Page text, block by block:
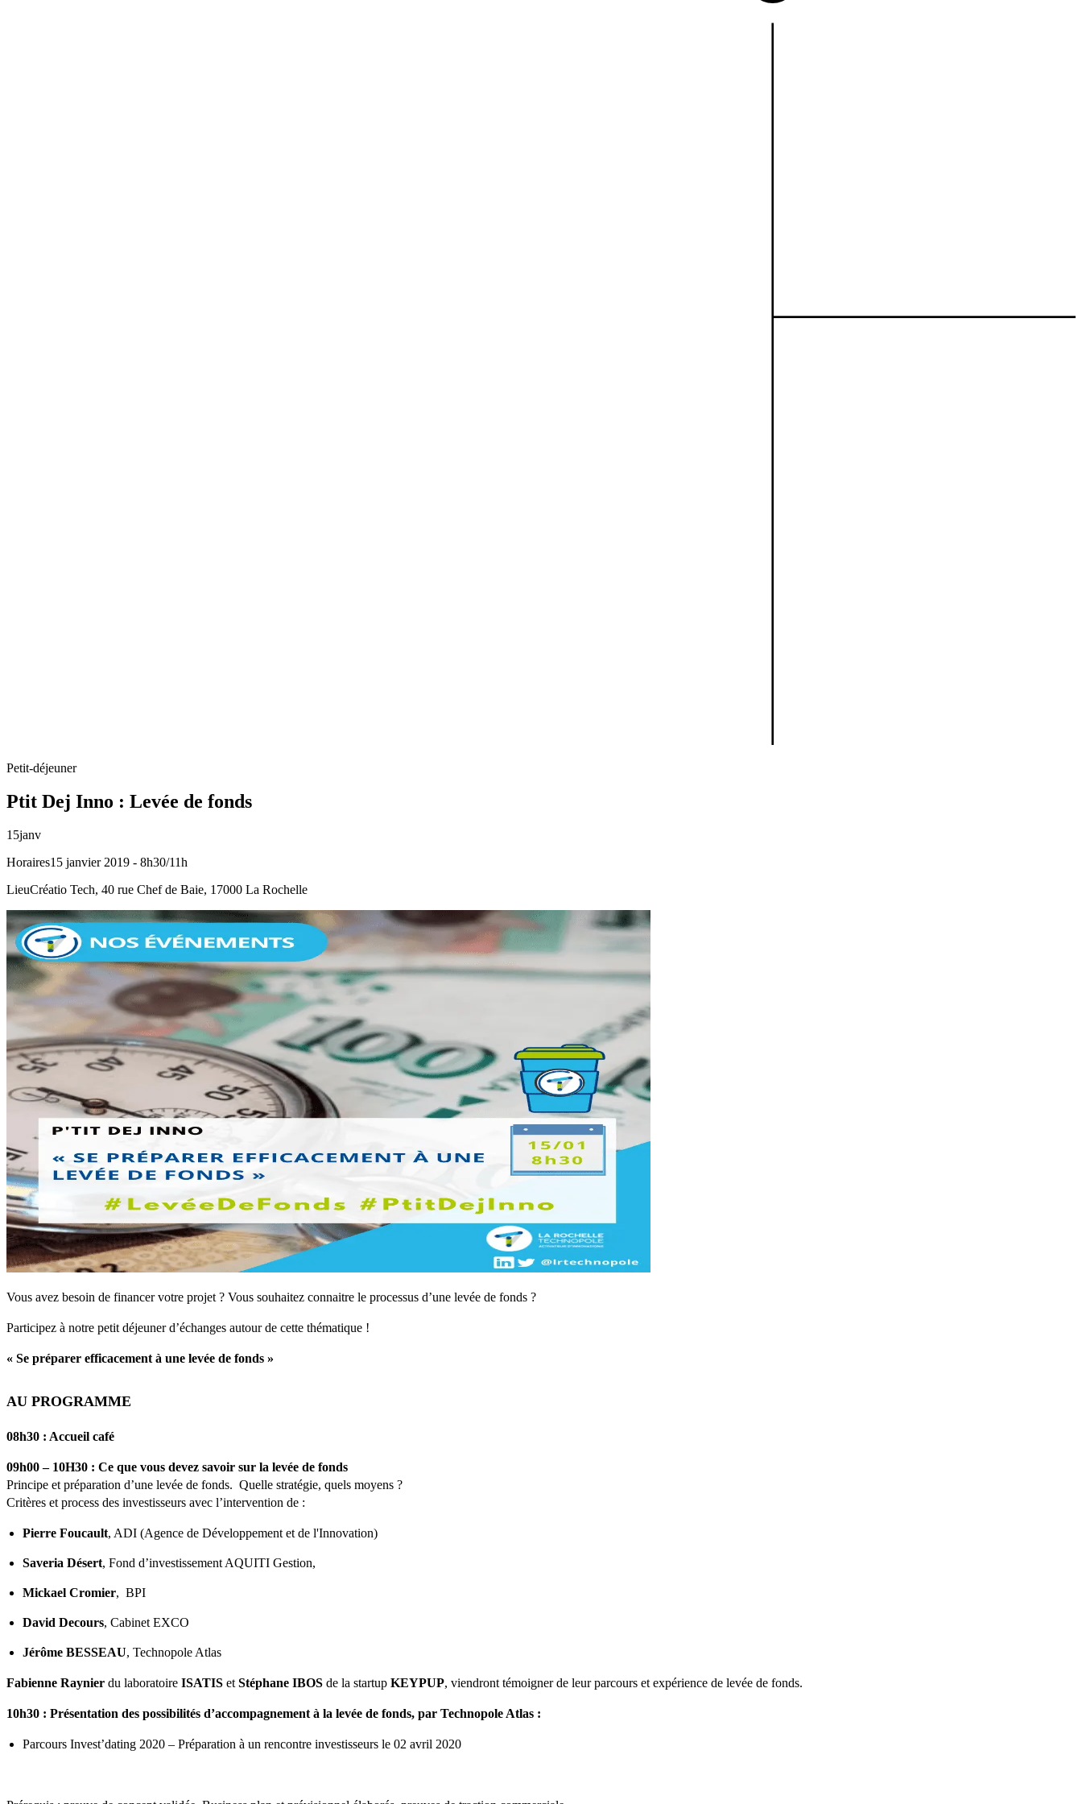
Petit-déjeuner
Ptit Dej Inno : Levée de fonds
15janv
Horaires15 janvier 2019 - 8h30/11h
LieuCréatio Tech, 40 rue Chef de Baie, 17000 La Rochelle
Vous avez besoin de financer votre projet ? Vous souhaitez connaitre le processus d’une levée de fonds ?
Participez à notre petit déjeuner d’échanges autour de cette thématique !
« Se préparer efficacement à une levée de fonds »
AU PROGRAMME
08h30 : Accueil café
09h00 – 10H30 : Ce que vous devez savoir sur la levée de fonds
Principe et préparation d’une levée de fonds. Quelle stratégie, quels moyens ?
Critères et process des investisseurs avec l’intervention de :
Pierre Foucault, ADI (Agence de Développement et de l'Innovation)
Saveria Désert, Fond d’investissement AQUITI Gestion,
Mickael Cromier, BPI
David Decours, Cabinet EXCO
Jérôme BESSEAU, Technopole Atlas
Fabienne Raynier du laboratoire ISATIS etStéphane IBOS de la startup KEYPUP, viendront témoigner de leur parcours et expérience de levée de fonds.
10h30 : Présentation des possibilités d’accompagnement à la levée de fonds, par Technopole Atlas :
Parcours Invest’dating 2020 – Préparation à un rencontre investisseurs le 02 avril 2020